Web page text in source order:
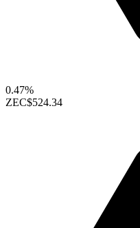
0.47%
ZEC$524.34